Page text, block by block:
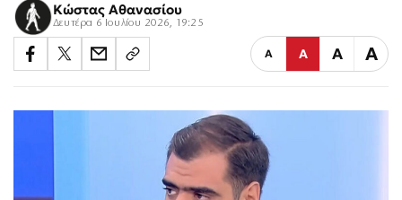
Κώστας Αθανασίου
Δευτέρα 6 Ιουλίου 2026, 19:25
Α Α Α Α